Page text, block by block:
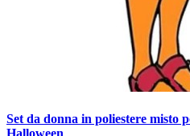
Set da donna in poliestere misto